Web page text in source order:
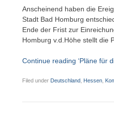
Anscheinend haben die
Stadt Bad Homburg
Ende der Frist zur
Homburg v.d.Höhe stellt die
Continue reading ‘Pläne für
Filed under Deutschland Hessen